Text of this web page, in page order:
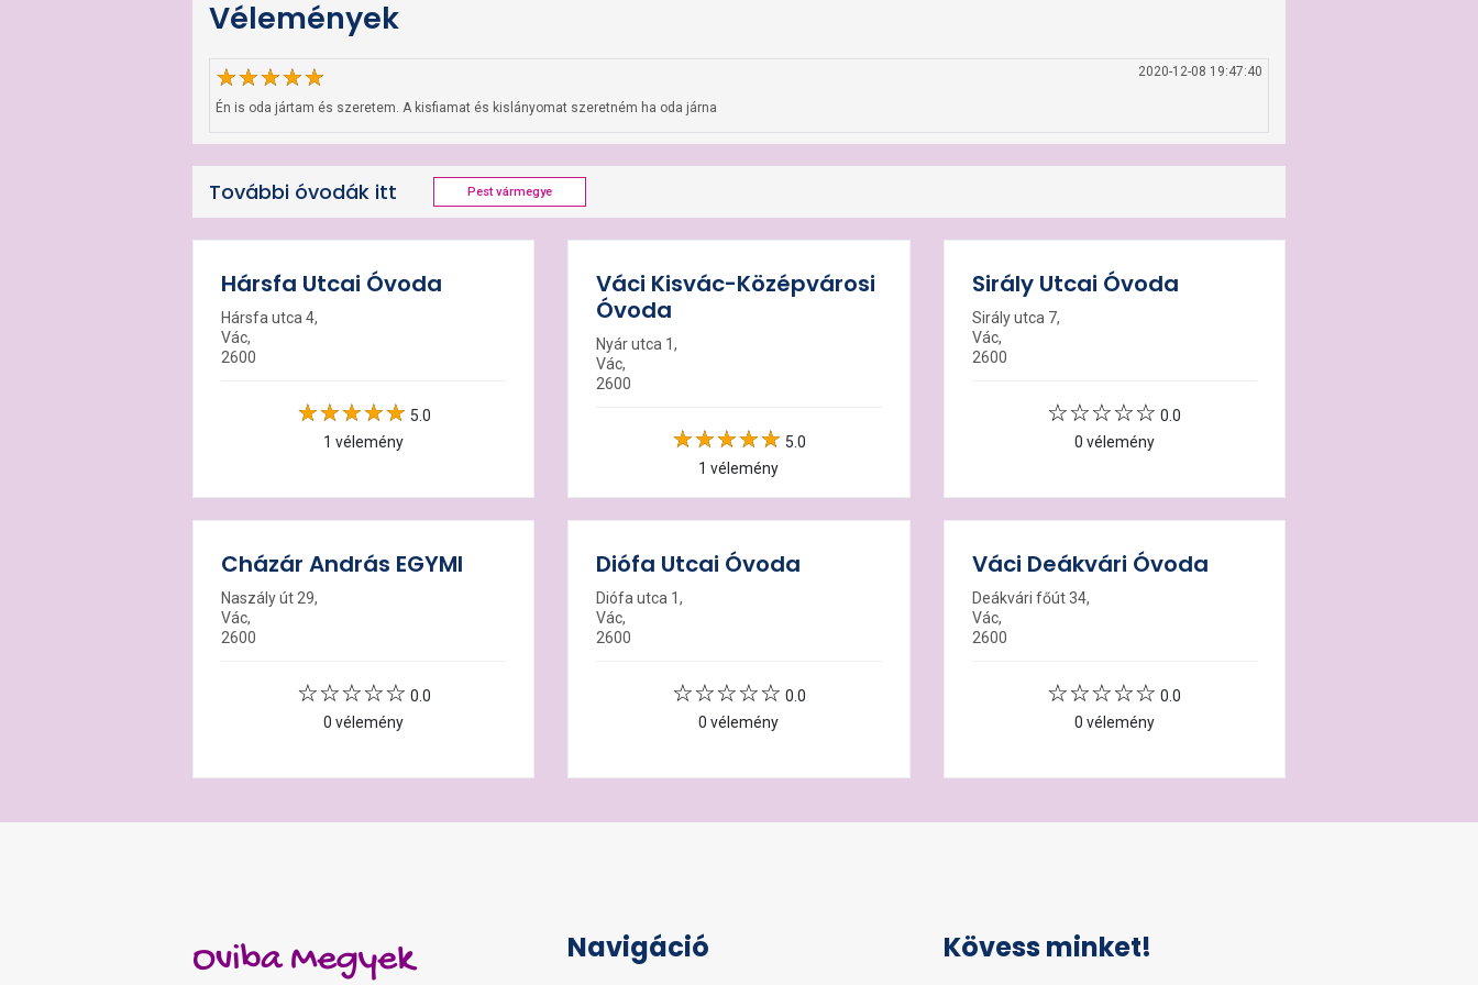
Vélemények
2020-12-08 19:47:40
Én is oda jártam és szeretem. A kisfiamat és kislányomat szeretném ha oda járna
További óvodák itt Pest vármegye
Hársfa Utcai Óvoda
Hársfa utca 4,
Vác,
2600
5.0
1 vélemény
Váci Kisvác-Középvárosi
Óvoda
Nyár utca 1,
Vác,
2600
5.0
1 vélemény
Sirály Utcai Óvoda
Sirály utca 7,
Vác,
2600
0.0
0 vélemény
Cházár András EGYMI
Naszály út 29,
Vác,
2600
0.0
0 vélemény
Diófa Utcai Óvoda
Diófa utca 1,
Vác,
2600
0.0
0 vélemény
Váci Deákvári Óvoda
Deákvári főút 34,
Vác,
2600
0.0
0 vélemény
Oviba Megyek Navigáció Kövess minket!